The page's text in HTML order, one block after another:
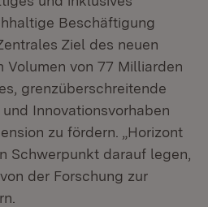
Beschäftigung
Ziel des neuen
Volumen von 77 Milliarden
grenzüberschreitende
Innovationsvorhaben
zu fördern. „Horizont
Schwerpunkt darauf legen,
der Forschung zur